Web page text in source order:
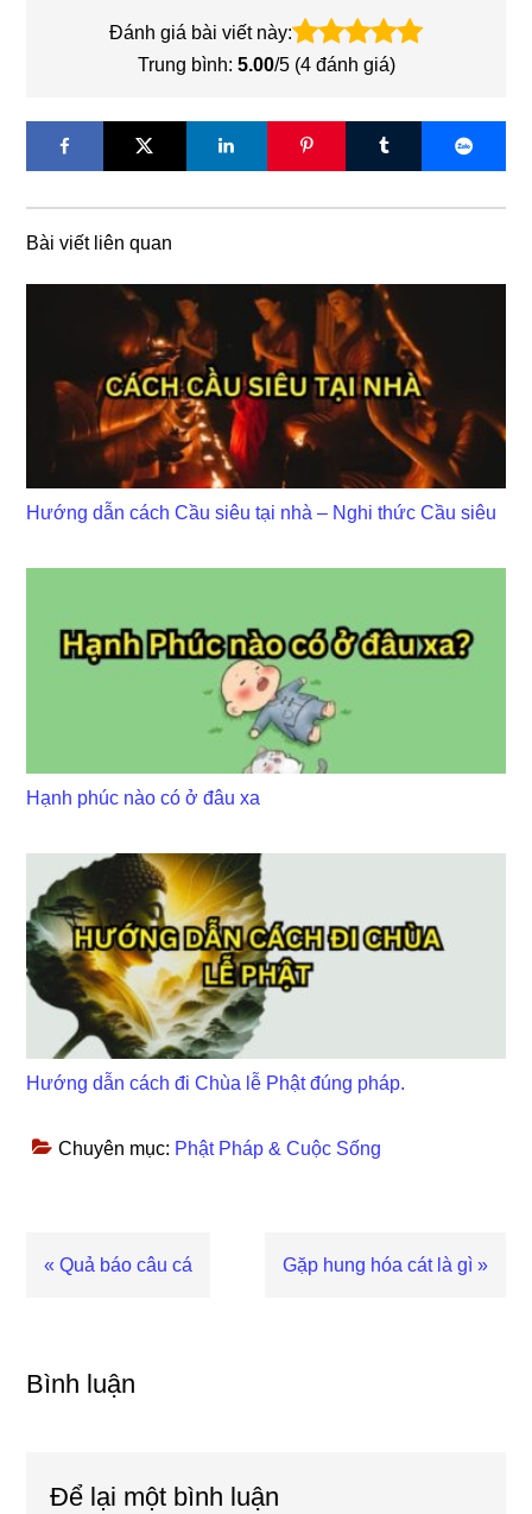
Đánh giá bài viết này:
Trung bình: 5.00/5 (4đánh giá)
Bài viết liên quan
Hướng dẫn cách Cầu siêu tại nhà – Nghi thức Cầu siêu
Hạnh phúc nào có ở đâu xa
Hướng dẫn cách đi Chùa lễ Phật đúng pháp.
Chuyên mục: Phật Pháp & Cuộc Sống
Bài
« Quả báo câu cá
Bài
Gặp hung hóa cát là gì »
Interactions
Bình luận
Để lại một bình luận